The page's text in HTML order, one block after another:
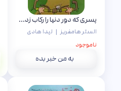
پسری که دور دنیا را رکاب زد3 (سفر به آسیا)
الستر هامفریز | لیدا هادی
ناموجود
به من خبر بده